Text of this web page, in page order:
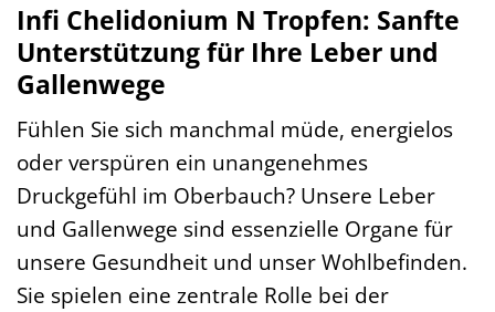
Infi Chelidonium N Tropfen: Sanfte
Unterstützung für Ihre Leber und
Gallenwege
Fühlen Sie sich manchmal müde, energielos
oder verspüren ein unangenehmes
Druckgefühl im Oberbauch? Unsere Leber
und Gallenwege sind essenzielle Organe für
unsere Gesundheit und unser Wohlbefinden.
Sie spielen eine zentrale Rolle bei der